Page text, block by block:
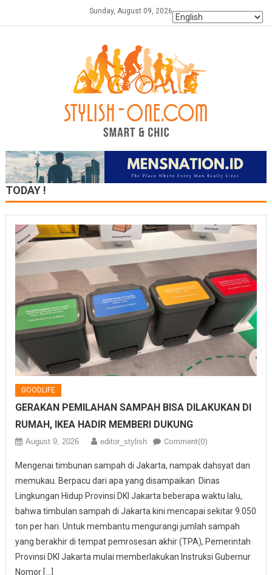
Sunday, August 09, 2026
TODAY !
GOODLIFE
GERAKAN PEMILAHAN SAMPAH BISA DILAKUKAN DI
RUMAH, IKEA HADIR MEMBERI DUKUNG
August 9, 2026 editor_stylish Comment(0)
Mengenai timbunan sampah di Jakarta, nampak dahsyat dan
memukau. Berpacu dari apa yang disampaikan Dinas
Lingkungan Hidup Provinsi DKI Jakarta beberapa waktu lalu,
bahwa timbulan sampah di Jakarta kini mencapai sekitar 9.050
ton per hari. Untuk membantu mengurangi jumlah sampah
yang berakhir di tempat pemrosesan akhir (TPA), Pemerintah
Provinsi DKI Jakarta mulai memberlakukan Instruksi Gubernur
Nomor […]